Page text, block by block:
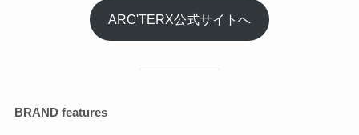
ARC'TERX公式サイトへ
BRAND features